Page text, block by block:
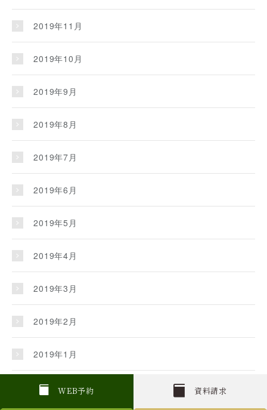
W EB予約 資料請求
2019年11月
2019年10月
2019年9月
2019年8月
2019年7月
2019年6月
2019年5月
2019年4月
2019年3月
2019年2月
2019年1月
2018年12月